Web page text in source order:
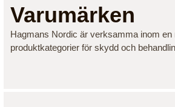
Varumärken
Hagmans Nordic är verksamma inom en
produktkategorier för skydd och